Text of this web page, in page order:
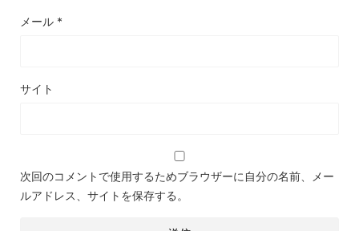
メール *
サイト
次回のコメントで使用するためブラウザーに自分の名前、メー
ルアドレス、サイトを保存する。